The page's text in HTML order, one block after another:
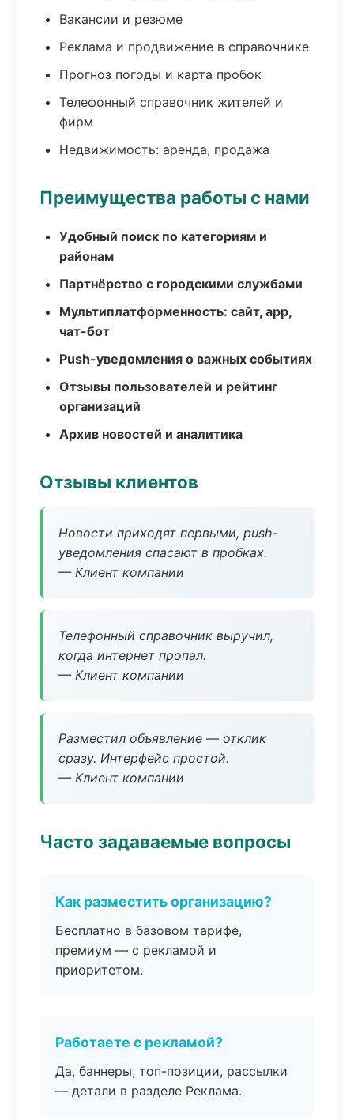
Вакансии и резюме
Реклама и продвижение в справочнике
Прогноз погоды и карта пробок
Телефонный справочник жителей и
фирм
Недвижимость: аренда, продажа
Преимущества работы с нами
Удобный поиск по категориям и
районам
Партнёрство с городскими службами
Мультиплатформенность: сайт, app,
чат-бот
Push-уведомления о важных событиях
Отзывы пользователей и рейтинг
организаций
Архив новостей и аналитика
Отзывы клиентов
Новости приходят первыми, push-
уведомления спасают в пробках.
— Клиент компании
Телефонный справочник выручил,
когда интернет пропал.
— Клиент компании
Разместил объявление — отклик
сразу. Интерфейс простой.
— Клиент компании
Часто задаваемые вопросы
Как разместить организацию?
Бесплатно в базовом тарифе,
премиум — с рекламой и
приоритетом.
Работаете с рекламой?
Да, баннеры, топ-позиции, рассылки
— детали в разделе Реклама.